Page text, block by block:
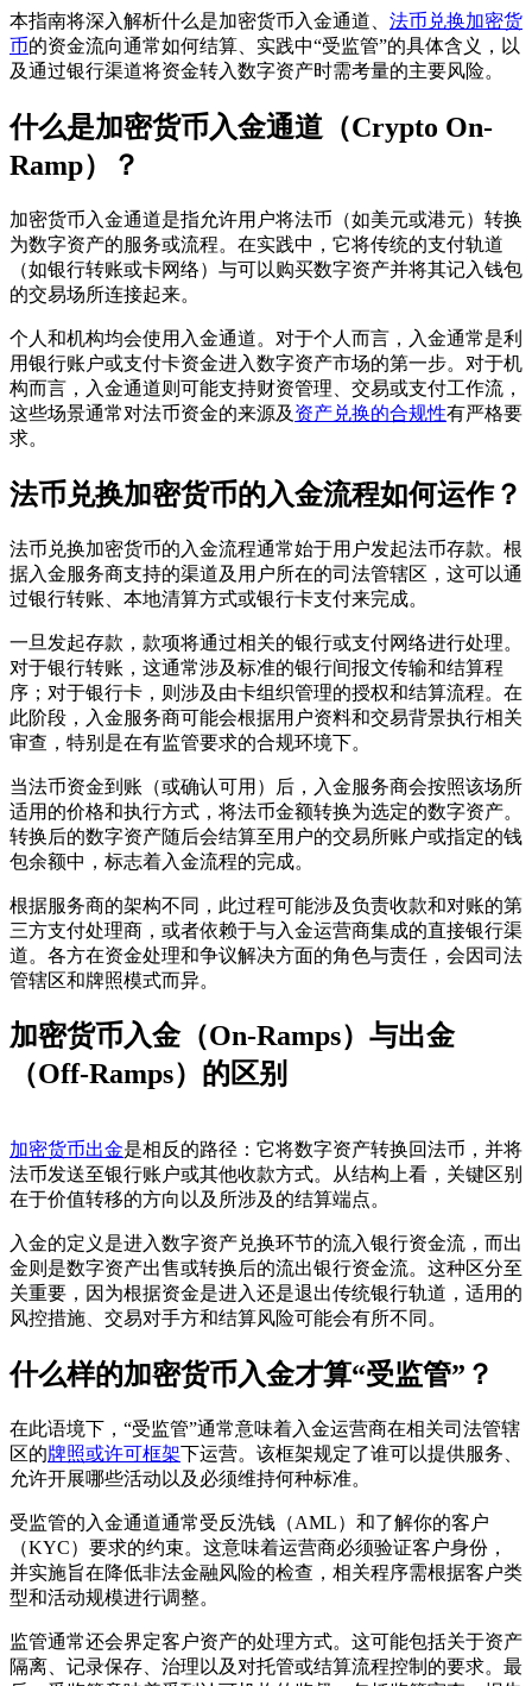
本指南将深入解析什么是加密货币入金通道、 法币兑换加密货
币的资金流向通常如何结算、实践中“受监管”的具体含义，以
及通过银行渠道将资金转入数字资产时需考量的主要风险。
什么是加密货币入金通道（Crypto On-
Ramp）？
加密货币入金通道是指允许用户将法币（如美元或港元）转换
为数字资产的服务或流程。在实践中，它将传统的支付轨道
（如银行转账或卡网络）与可以购买数字资产并将其记入钱包
的交易场所连接起来。
个人和机构均会使用入金通道。对于个人而言，入金通常是利
用银行账户或支付卡资金进入数字资产市场的第一步。对于机
构而言，入金通道则可能支持财资管理、交易或支付工作流，
这些场景通常对法币资金的来源及 资产兑换的合规性有严格要
求。
法币兑换加密货币的入金流程如何运作？
法币兑换加密货币的入金流程通常始于用户发起法币存款。根
据入金服务商支持的渠道及用户所在的司法管辖区，这可以通
过银行转账、本地清算方式或银行卡支付来完成。
一旦发起存款，款项将通过相关的银行或支付网络进行处理。
对于银行转账，这通常涉及标准的银行间报文传输和结算程
序；对于银行卡，则涉及由卡组织管理的授权和结算流程。在
此阶段，入金服务商可能会根据用户资料和交易背景执行相关
审查，特别是在有监管要求的合规环境下。
当法币资金到账（或确认可用）后，入金服务商会按照该场所
适用的价格和执行方式，将法币金额转换为选定的数字资产。
转换后的数字资产随后会结算至用户的交易所账户或指定的钱
包余额中，标志着入金流程的完成。
根据服务商的架构不同，此过程可能涉及负责收款和对账的第
三方支付处理商，或者依赖于与入金运营商集成的直接银行渠
道。各方在资金处理和争议解决方面的角色与责任，会因司法
管辖区和牌照模式而异。
加密货币入金（On-Ramps）与出金
（Off-Ramps）的区别
加密货币出金是相反的路径：它将数字资产转换回法币，并将
法币发送至银行账户或其他收款方式。从结构上看，关键区别
在于价值转移的方向以及所涉及的结算端点。
入金的定义是进入数字资产兑换环节的流入银行资金流，而出
金则是数字资产出售或转换后的流出银行资金流。这种区分至
关重要，因为根据资金是进入还是退出传统银行轨道，适用的
风控措施、交易对手方和结算风险可能会有所不同。
什么样的加密货币入金才算“受监管”？
在此语境下，“受监管”通常意味着入金运营商在相关司法管辖
区的牌照或许可框架下运营。该框架规定了谁可以提供服务、
允许开展哪些活动以及必须维持何种标准。
受监管的入金通道通常受反洗钱（AML）和了解你的客户
（KYC）要求的约束。这意味着运营商必须验证客户身份，
并实施旨在降低非法金融风险的检查，相关程序需根据客户类
型和活动规模进行调整。
监管通常还会界定客户资产的处理方式。这可能包括关于资产
隔离、记录保存、治理以及对托管或结算流程控制的要求。最